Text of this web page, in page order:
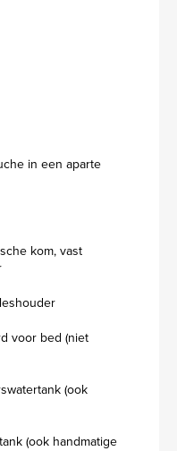
in een aparte
kom, vast
voor bed (niet
(ook
(ook handmatige